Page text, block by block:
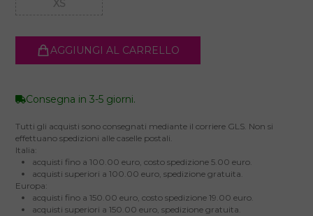
XS
AGGIUNGI AL CARRELLO
Consegna in 3-5 giorni.
Tutti gli acquisti sono consegnati mediante il corriere GLS. Non si
effettuano spedizioni alle caselle postali.
Italia:
acquisti fino a 100.00 euro, costo spedizione 5.00 euro.
acquisti superiori a 100.00 euro, spedizione gratuita.
Europa:
acquisti fino a 150.00 euro, costo spedizione 19.00 euro.
acquisti superiori a 150.00 euro, spedizione gratuita.